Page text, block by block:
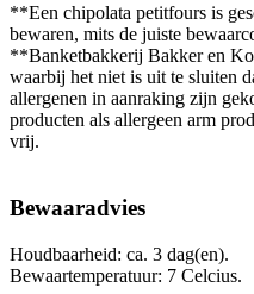
**Een chipolata petitfours is
bewaren, mits de juiste
**Banketbakkerij Bakker en
waarbij het niet is uit te sluiten
allergenen in aanraking zijn
producten als allergeen arm
vrij.
Bewaaradvies
Houdbaarheid: ca. 3 dag(en).
Bewaartemperatuur: 7 Celcius.